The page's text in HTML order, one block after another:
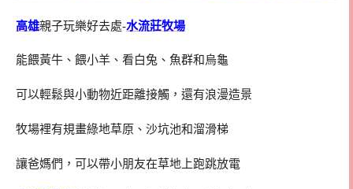
高雄親子玩樂好去處-水流莊牧場
能餵黃牛、餵小羊、看白兔、魚群和烏龜
可以輕鬆與小動物近距離接觸，還有浪漫造景
牧場裡有規畫綠地草原、沙坑池和溜滑梯
讓爸媽們，可以帶小朋友在草地上跑跳放電